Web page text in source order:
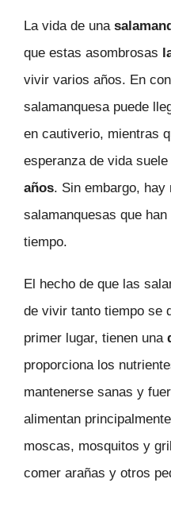
La vida de una
que estas asombrosas
vivir varios años. En
salamanquesa puede
en cautiverio, mientras
esperanza de vida
años. Sin embargo, hay
salamanquesas que
tiempo.
El hecho de que las
de vivir tanto tiempo se
primer lugar, tienen una
proporciona los
mantenerse sanas y
alimentan
moscas, mosquitos y
comer arañas y otros